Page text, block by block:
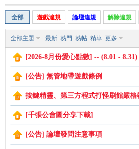
全部 遊戲違規 論壇違規 解除違規
全部主題 最新 熱門 熱帖 精華 更多
[2026-8月份愛心點數] -- (8.01 - 8.31)
[公告] 無管地帶遊戲條例
按鍵精靈、第三方程式打怪刷館嚴格
[千張公會圖分享下載]
[公告] 論壇發問注意事項